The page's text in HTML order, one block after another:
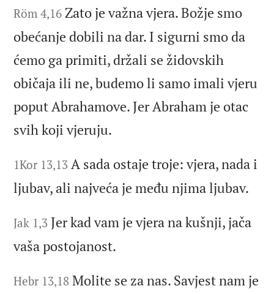
Röm 4,16 Zato je važna vjera. Božje smo
obećanje dobili na dar. I sigurni smo da
ćemo ga primiti, držali se židovskih
običaja ili ne, budemo li samo imali vjeru
poput Abrahamove. Jer Abraham je otac
svih koji vjeruju.
1Kor 13,13 A sada ostaje troje: vjera, nada i
ljubav, ali najveća je među njima ljubav.
Jak 1,3 Jer kad vam je vjera na kušnji, jača
vaša postojanost.
Hebr 13,18 Molite se za nas. Savjest nam je